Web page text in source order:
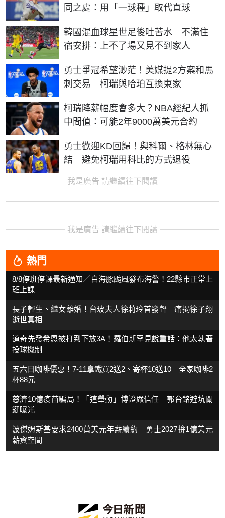
同之處：用「一球種」取代直球
韓國混血球星世足後吐苦水 不滿住
宿安排：上不了場又見不到家人
勇士爭冠希望渺茫！美媒提2方案和馬
刺交易 柯瑞與哈珀互換東家
柯瑞降薪幅度會多大？NBA經紀人抓
中間值：可能2年9000萬美元合約
勇士歡迎KD回歸！與科爾、格林無心
結 避免柯瑞用科比的方式退役
我是廣告 請繼續往下閱讀
我是廣告 請繼續往下閱讀
熱門
8/8停班停課最新通知／白海豚颱風發布海警！22縣市正常上
班上課
長子輕生、繼女離婚！台玻夫人徐莉玲首發聲 痛揭徐子翔
逝世真相
道奇先發希恩被打到下放3A！羅伯斯罕見說重話：他太執著
投球機制
五六日咖啡優惠！7-11拿鐵買2送2、寄杯10送10 全家咖啡2
杯88元
慈濟10億疫苗騙局！「這舉動」博證嚴信任 郭台銘避坑關
鍵曝光
波傑姆斯基要求2400萬美元年薪續約 勇士2027拚1億美元
薪資空間